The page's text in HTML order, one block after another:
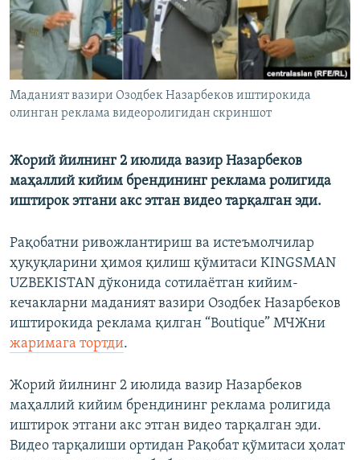
Маданият вазири Озодбек Назарбеков иштирокида
олинган реклама видеоролигидан скриншот
Жорий йилнинг 2 июлида вазир Назарбеков
маҳаллий кийим брендининг реклама ролигида
иштирок этгани акс этган видео тарқалган эди.
Рақобатни ривожлантириш ва истеъмолчилар
ҳуқуқларини ҳимоя қилиш қўмитаси KINGSMAN
UZBEKISTAN дўконида сотилаётган кийим-
кечакларни маданият вазири Озодбек Назарбеков
иштирокида реклама қилган “Boutique” МЧЖни
жаримага тортди.
Жорий йилнинг 2 июлида вазир Назарбеков
маҳаллий кийим брендининг реклама ролигида
иштирок этгани акс этган видео тарқалган эди.
Видео тарқалиши ортидан Рақобат қўмитаси ҳолат